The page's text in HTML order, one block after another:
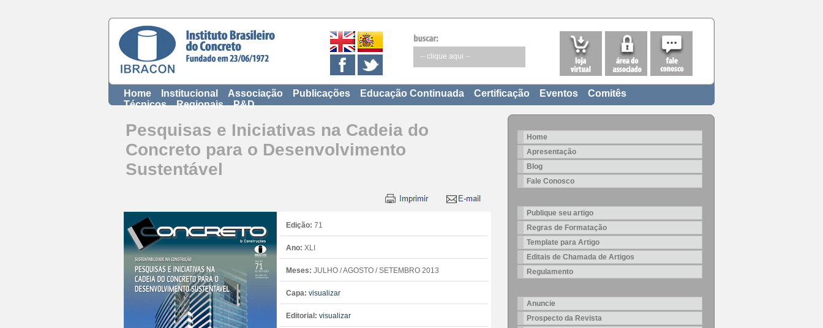
Home Institucional Associação Publicações Educação Continuada Certificação Eventos
Comitês
Técnicos
Regionais P&D
Pesquisas e Iniciativas na Cadeia do
Concreto para o Desenvolvimento
Sustentável
Edição: 71
Ano: XLI
Meses: JULHO / AGOSTO / SETEMBRO 2013
Capa: visualizar
Editorial: visualizar
Home
Apresentação
Blog
Fale Conosco
Publique seu artigo
Regras de Formatação
Template para Artigo
Editais de Chamada de Artigos
Regulamento
Anuncie
Prospecto da Revista